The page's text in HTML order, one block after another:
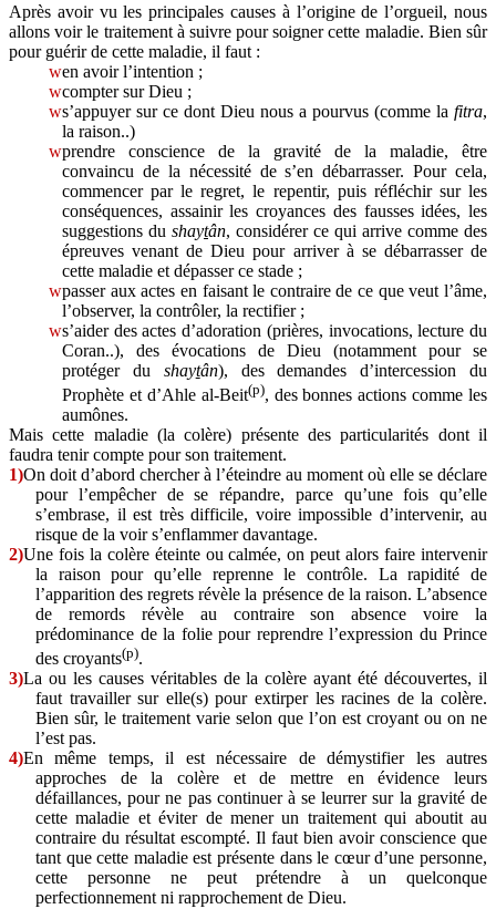
Après avoir vu les principales causes à l’origine de l’orgueil, nous
allons voir le traitement à suivre pour soigner cette maladie. Bien sûr
pour guérir de cette maladie, il faut :
wen avoir l’intention ;
wcompter sur Dieu ;
ws’appuyer sur ce dont Dieu nous a pourvus (comme la fitra,
la raison..)
wprendre conscience de la gravité de la maladie, être
convaincu de la nécessité de s’en débarrasser. Pour cela,
commencer par le regret, le repentir, puis réfléchir sur les
conséquences, assainir les croyances des fausses idées, les
suggestions du shaytân, considérer ce qui arrive comme des
épreuves venant de Dieu pour arriver à se débarrasser de
cette maladie et dépasser ce stade ;
wpasser aux actes en faisant le contraire de ce que veut l’âme,
l’observer, la contrôler, la rectifier ;
ws’aider des actes d’adoration (prières, invocations, lecture du
Coran..), des évocations de Dieu (notamment pour se
protéger du shaytân), des demandes d’intercession du
Prophète et d’Ahle al-Beit(p), des bonnes actions comme les
aumônes.
Mais cette maladie (la colère) présente des particularités dont il
faudra tenir compte pour son traitement.
1)On doit d’abord chercher à l’éteindre au moment où elle se déclare
pour l’empêcher de se répandre, parce qu’une fois qu’elle
s’embrase, il est très difficile, voire impossible d’intervenir, au
risque de la voir s’enflammer davantage.
2)Une fois la colère éteinte ou calmée, on peut alors faire intervenir
la raison pour qu’elle reprenne le contrôle. La rapidité de
l’apparition des regrets révèle la présence de la raison. L’absence
de remords révèle au contraire son absence voire la
prédominance de la folie pour reprendre l’expression du Prince
des croyants(p).
3)La ou les causes véritables de la colère ayant été découvertes, il
faut travailler sur elle(s) pour extirper les racines de la colère.
Bien sûr, le traitement varie selon que l’on est croyant ou on ne
l’est pas.
4)En même temps, il est nécessaire de démystifier les autres
approches de la colère et de mettre en évidence leurs
défaillances, pour ne pas continuer à se leurrer sur la gravité de
cette maladie et éviter de mener un traitement qui aboutit au
contraire du résultat escompté. Il faut bien avoir conscience que
tant que cette maladie est présente dans le cœur d’une personne,
cette personne ne peut prétendre à un quelconque
perfectionnement ni rapprochement de Dieu.